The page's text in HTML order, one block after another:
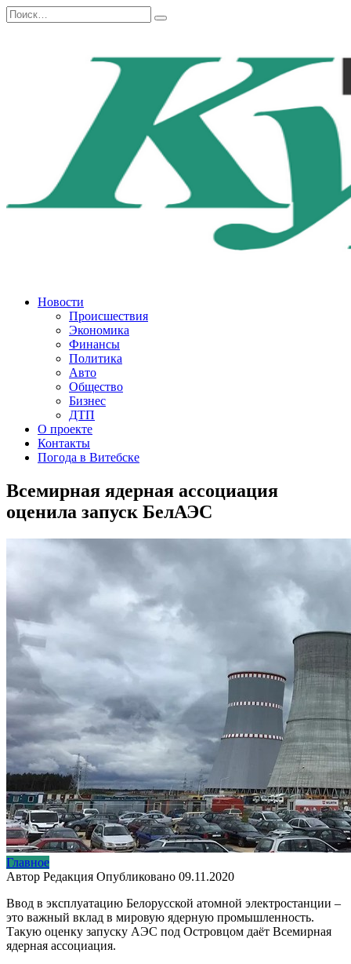
Перейти
к
Search
for:
Новости
Происшествия
Экономика
Финансы
Политика
Авто
Общество
Бизнес
ДТП
О проекте
Контакты
Погода в Витебске
Всемирная ядерная ассоциация
оценила запуск БелАЭС
Главное
Автор Редакция Опубликовано 09.11.2020
Ввод в эксплуатацию Белорусской атомной электростанции –
это важный вклад в мировую ядерную промышленность.
Такую оценку запуску АЭС под Островцом даёт Всемирная
ядерная ассоциация.